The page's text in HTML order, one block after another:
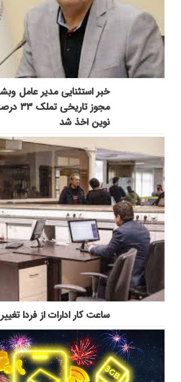
خبر استثنایی مدیر عامل
مجوز
نوین اخذ شد
ساعت کار ادارات از فردا